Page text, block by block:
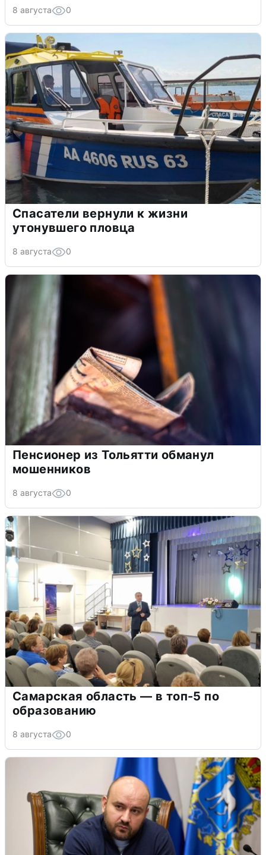
8 августа 0
Спасатели вернули к жизни
утонувшего пловца
8 августа 0
Пенсионер из Тольятти обманул
мошенников
8 августа 0
Самарская область — в топ-5 по
образованию
8 августа 0